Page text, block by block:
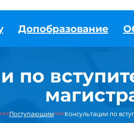
Допобразование
по
Поступающим×××Консультации по